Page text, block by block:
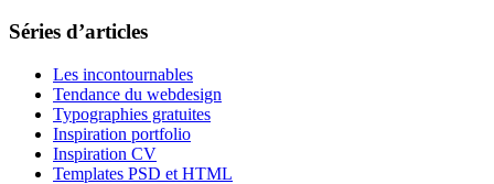
Séries d’articles
Les incontournables
Tendance du webdesign
Typographies gratuites
Inspiration portfolio
Inspiration CV
Templates PSD et HTML